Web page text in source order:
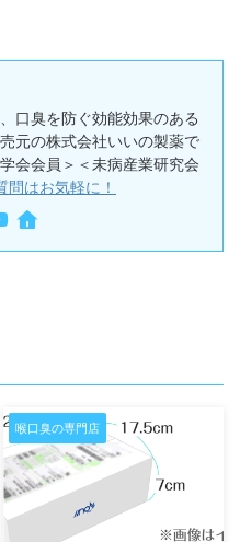
口臭を防ぐ効能効果のある
売元の株式会社いいの製薬で
会会員＞＜未病産業研究会
問はお気軽に！
喉口臭の専門店